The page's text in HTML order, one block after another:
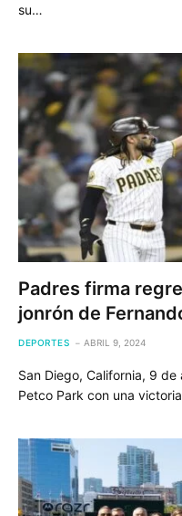
su…
Padres firma
jonrón de
DEPORTES ABRIL 9, 2024
San Diego, California, 9
Petco Park con una